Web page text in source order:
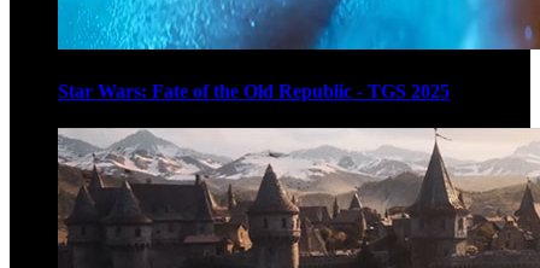
Star Wars: Fate of the Old Republic - TGS 2025